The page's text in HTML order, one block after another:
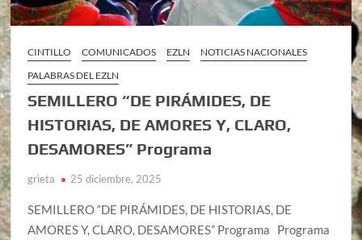
CINTILLO COMUNICADOS EZLN
NOTICIAS NACIONALES
PALABRAS DEL EZLN
SEMILLERO “DE PIRÁMIDES, DE
HISTORIAS, DE AMORES Y, CLARO,
DESAMORES” Programa
grieta 25 diciembre, 2025
SEMILLERO “DE PIRÁMIDES, DE HISTORIAS, DE
AMORES Y, CLARO, DESAMORES” Programa Programa